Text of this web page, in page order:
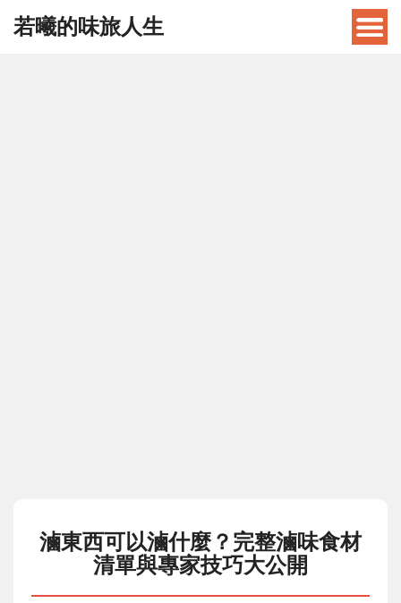
若曦的味旅人生
滷東西可以滷什麼？完整滷味食材
清單與專家技巧大公開